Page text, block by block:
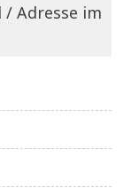
Adresse im